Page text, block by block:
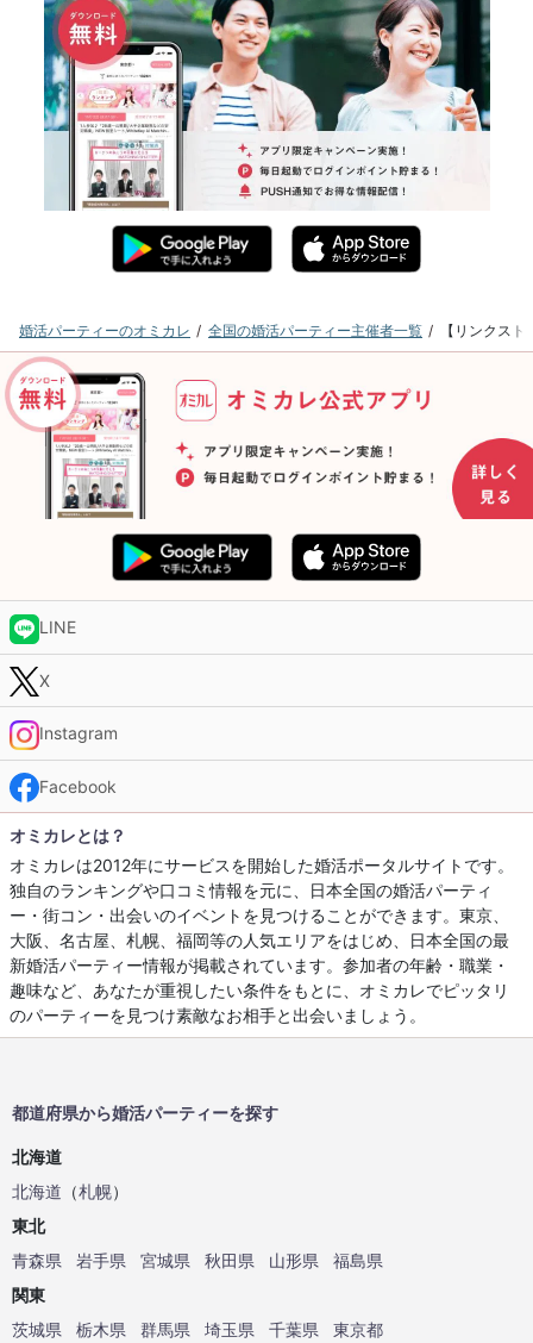
婚活パーティーのオミカレ 全国の婚活パーティー主催者一覧 【リンクス
LINE
X
Instagram
Facebook
オミカレとは？
オミカレは2012年にサービスを開始した婚活ポータルサイトです。
独自のランキングや口コミ情報を元に、日本全国の婚活パーティ
ー・街コン・出会いのイベントを見つけることができます。東京、
大阪、名古屋、札幌、福岡等の人気エリアをはじめ、日本全国の最
新婚活パーティー情報が掲載されています。参加者の年齢・職業・
趣味など、あなたが重視したい条件をもとに、オミカレでピッタリ
のパーティーを見つけ素敵なお相手と出会いましょう。
都道府県から婚活パーティーを探す
北海道
北海道 （札幌）
東北
青森県
岩手県 宮城県 秋田県 山形県
福島県
関東
茨城県
栃木県 群馬県 埼玉県 千葉県
東京都